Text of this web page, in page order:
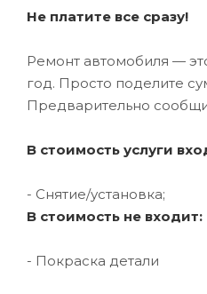
Не платите все сразу!
Ремонт автомобиля —
год. Просто поделите
Предварительно
В стоимость услуги
- Снятие/установка;
В стоимость не входит:
- Покраска детали